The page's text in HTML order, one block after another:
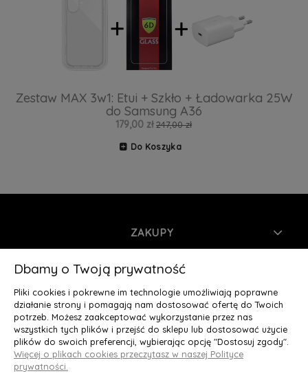
Zestaw MAX 3w1: Etui + Szkło + Ładowarka 25W
do Samsung A36
179,00 zł 247,00 zł
Do Koszyka
ZAKUPY
INFORMACJE
MOJE KONTO
O NAS
Deluxury.pl
Dbamy o Twoją prywatność
Pliki cookies i pokrewne im technologie umożliwiają poprawne
działanie strony i pomagają nam dostosować ofertę do Twoich
potrzeb. Możesz zaakceptować wykorzystanie przez nas
wszystkich tych plików i przejść do sklepu lub dostosować użycie
plików do swoich preferencji, wybierając opcję "Dostosuj zgody".
Więcej o plikach cookies przeczytasz w naszej Polityce
prywatności.